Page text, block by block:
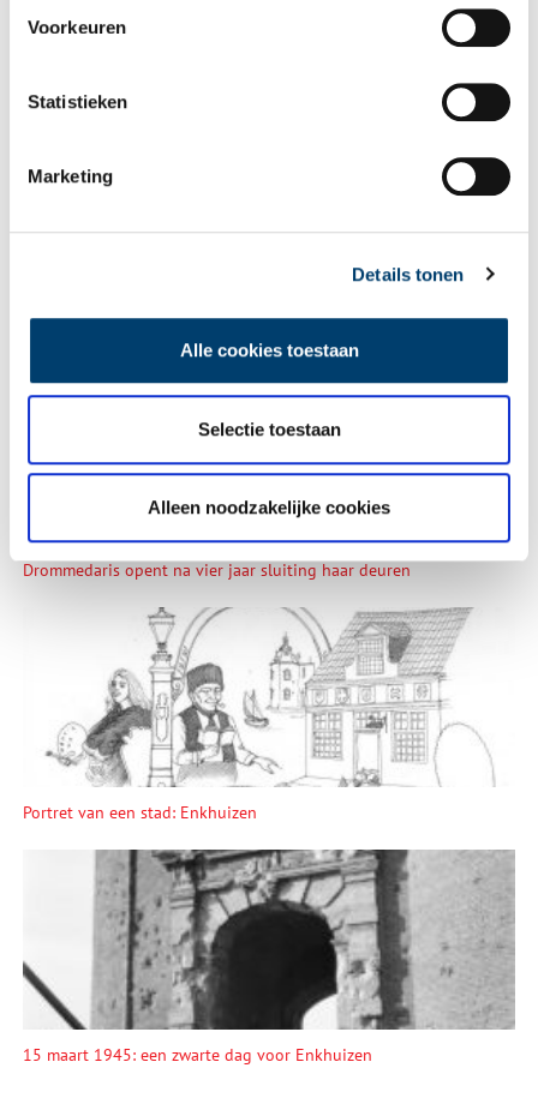
Voorkeuren
Statistieken
Marketing
Details tonen
Alle cookies toestaan
Selectie toestaan
Alleen noodzakelijke cookies
Vink dit aan als u op de hoogte gehouden wil worden.
Drommedaris opent na vier jaar sluiting haar deuren
Portret van een stad: Enkhuizen
15 maart 1945: een zwarte dag voor Enkhuizen